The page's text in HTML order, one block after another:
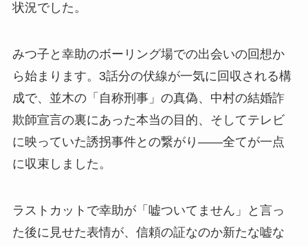
状況でした。
みつ子と幸助のボーリング場での出会いの回想か
ら始まります。3話分の伏線が一気に回収される構
成で、並木の「自称刑事」の真偽、中村の結婚詐
欺師宣言の裏にあった本当の目的、そしてテレビ
に映っていた誘拐事件との繋がり——全てが一点
に収束しました。
ラストカットで幸助が「嘘ついてません」と言っ
た後に見せた表情が、信頼の証なのか新たな嘘な